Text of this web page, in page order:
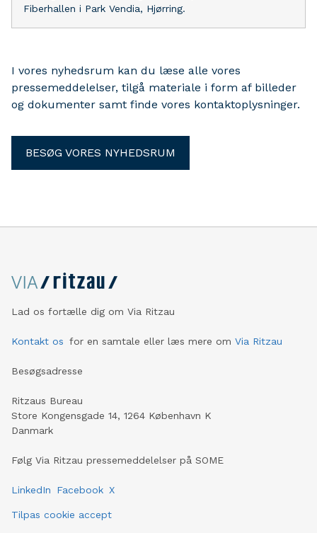
Fiberhallen i Park Vendia, Hjørring.
I vores nyhedsrum kan du læse alle vores
pressemeddelelser, tilgå materiale i form af billeder
og dokumenter samt finde vores kontaktoplysninger.
BESØG VORES NYHEDSRUM
Lad os fortælle dig om Via Ritzau
Kontakt os for en samtale eller læs mere om Via Ritzau
Besøgsadresse
Ritzaus Bureau
Store Kongensgade 14, 1264 København K
Danmark
Følg Via Ritzau pressemeddelelser på SOME
LinkedIn Facebook X
Tilpas cookie accept